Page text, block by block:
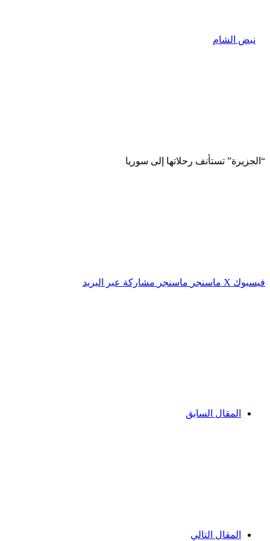
“الجزيرة” تستأنف رحلاتها إلى سوريا
فيسبوك ‫X ماسنجر ماسنجر مشاركة عبر البريد
المقال السابق
المقال التالي